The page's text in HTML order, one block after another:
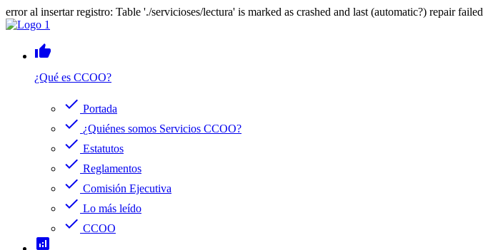
error al insertar registro: Table './servicioses/lectura' is marked as crashed and last (automatic?) repair failed
thumb_up
¿Qué es CCOO?
check Portada
check ¿Quiénes somos Servicios CCOO?
check Estatutos
check Reglamentos
check Comisión Ejecutiva
check Lo más leído
check CCOO
analytics